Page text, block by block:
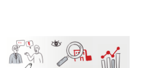
to
jest